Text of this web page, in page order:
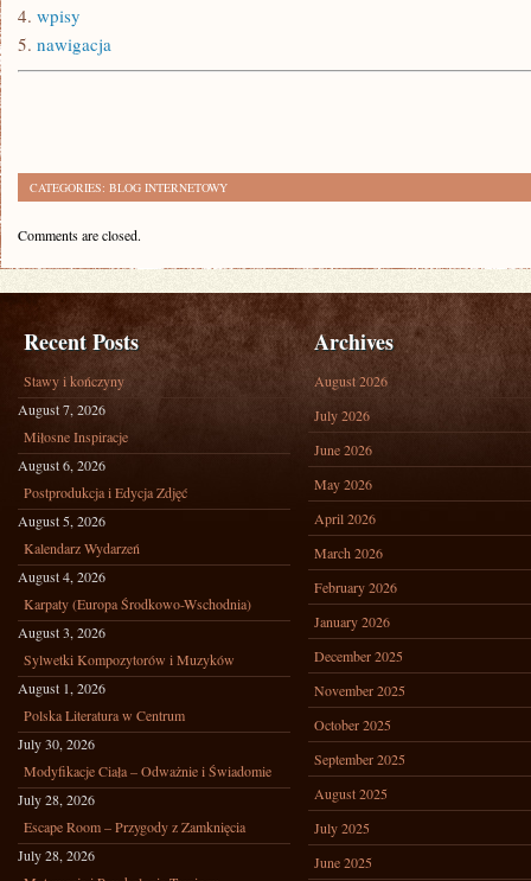
4. wpisy
5. nawigacja
CATEGORIES: BLOG INTERNETOWY
Comments are closed.
Recent Posts
Stawy i kończyny
August 7, 2026
Miłosne Inspiracje
August 6, 2026
Postprodukcja i Edycja Zdjęć
August 5, 2026
Kalendarz Wydarzeń
August 4, 2026
Karpaty (Europa Środkowo-Wschodnia)
August 3, 2026
Sylwetki Kompozytorów i Muzyków
August 1, 2026
Polska Literatura w Centrum
July 30, 2026
Modyfikacje Ciała – Odważnie i Świadomie
July 28, 2026
Escape Room – Przygody z Zamknięcia
July 28, 2026
Archives
August 2026
July 2026
June 2026
May 2026
April 2026
March 2026
February 2026
January 2026
December 2025
November 2025
October 2025
September 2025
August 2025
July 2025
June 2025